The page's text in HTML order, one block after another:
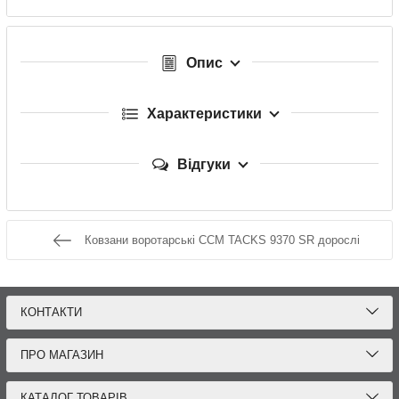
Опис
Характеристики
Відгуки
Ковзани воротарські CCM TACKS 9370 SR дорослі
КОНТАКТИ
ПРО МАГАЗИН